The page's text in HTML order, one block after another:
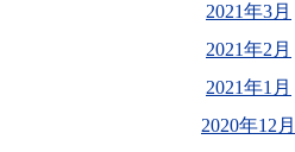
2021年3月
2021年2月
2021年1月
2020年12月